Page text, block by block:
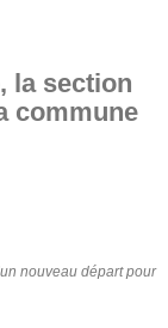
la section
commune
nouveau départ pour